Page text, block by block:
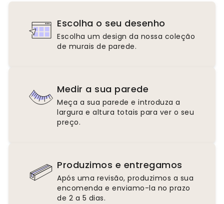
Escolha o seu desenho
Escolha um design da nossa coleção
de murais de parede.
Medir a sua parede
Meça a sua parede e introduza a
largura e altura totais para ver o seu
preço.
Produzimos e entregamos
Após uma revisão, produzimos a sua
encomenda e enviamo-la no prazo
de 2 a 5 dias.